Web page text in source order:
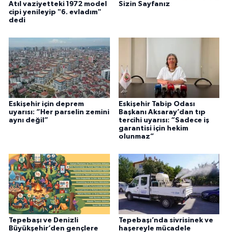
Atıl vaziyetteki 1972 model
cipi yenileyip "6. evladım"
dedi
Sizin Sayfanız
Eskişehir için deprem
uyarısı: “Her parselin zemini
aynı değil”
Eskişehir Tabip Odası
Başkanı Aksaray’dan tıp
tercihi uyarısı: “Sadece iş
garantisi için hekim
olunmaz”
Tepebaşı ve Denizli
Büyükşehir’den gençlere
Tepebaşı’nda sivrisinek ve
haşereyle mücadele